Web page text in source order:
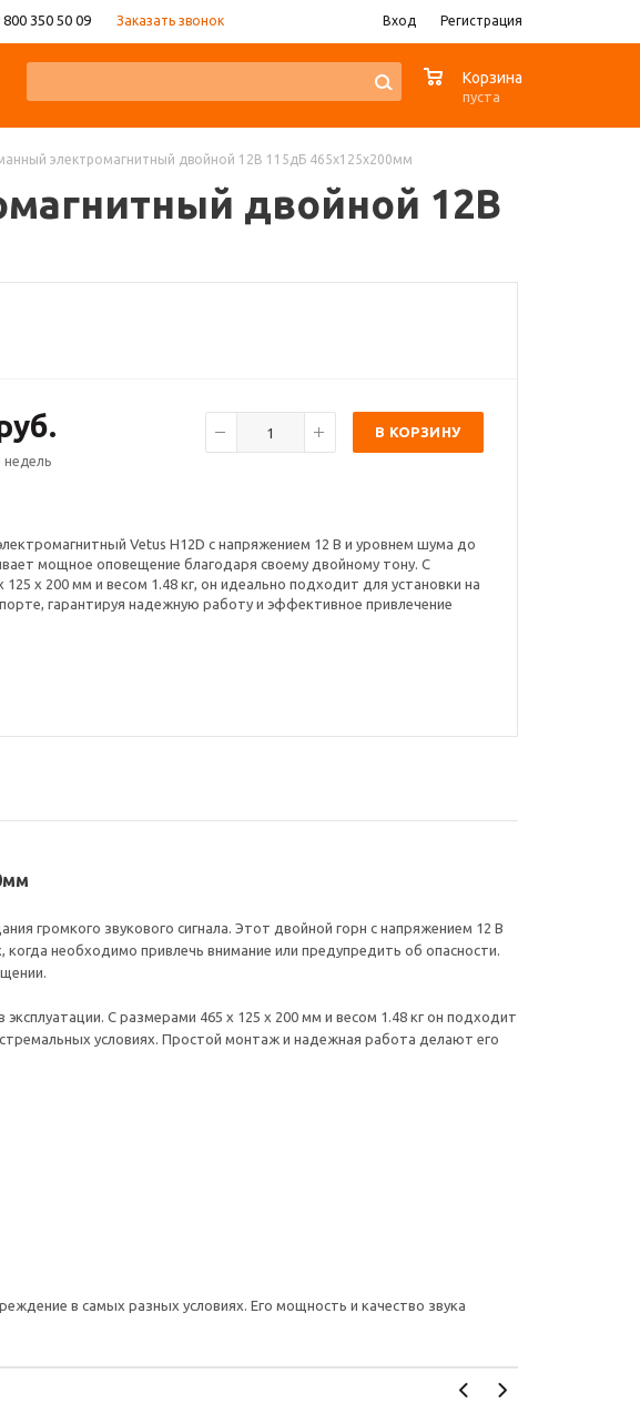
800 350 50 09 Заказать звонок Вход Регистрация
Корзина
пуста
электромагнитный двойной 12В 115дБ 465x125x200мм
двойной 12В
недель
В КОРЗИНУ
Vetus H12D с напряжением 12 В и уровнем шума до
мощное оповещение благодаря своему двойному тону. С
125 x 200 мм и весом 1.48 кг, он идеально подходит для установки на
гарантируя надежную работу и эффективное привлечение
громкого звукового сигнала. Этот двойной горн с напряжением 12 В
необходимо привлечь внимание или предупредить об опасности.
С размерами 465 x 125 x 200 мм и весом 1.48 кг он подходит
условиях. Простой монтаж и надежная работа делают его
в самых разных условиях. Его мощность и качество звука